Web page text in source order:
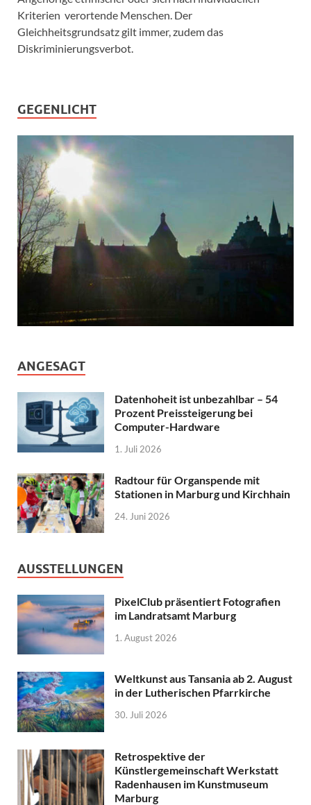
Kriterien verortende Menschen. Der
Gleichheitsgrundsatz gilt immer, zudem das
Diskriminierungsverbot.
GEGENLICHT
ANGESAGT
Datenhoheit ist unbezahlbar – 54
Prozent Preissteigerung bei
Computer-Hardware
1. Juli 2026
Radtour für Organspende mit
Stationen in Marburg und Kirchhain
24. Juni 2026
AUSSTELLUNGEN
PixelClub präsentiert Fotografien
im Landratsamt Marburg
1. August 2026
Weltkunst aus Tansania ab 2. August
in der Lutherischen Pfarrkirche
30. Juli 2026
Retrospektive der
Künstlergemeinschaft Werkstatt
Radenhausen im Kunstmuseum
Marburg